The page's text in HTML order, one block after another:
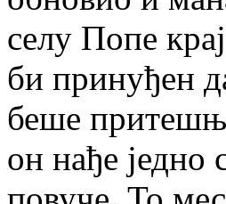
селу Попе
би принуђен
беше
он нађе једно